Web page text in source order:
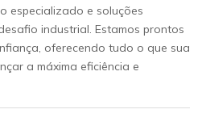
especializado e soluções
industrial. Estamos prontos
oferecendo tudo o que sua
a máxima eficiência e